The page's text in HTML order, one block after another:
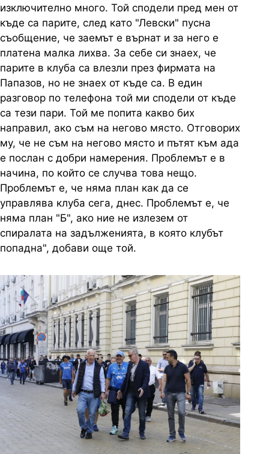
изключително много. Той сподели пред мен от
къде са парите, след като "Левски" пусна
съобщение, че заемът е върнат и за него е
платена малка лихва. За себе си знаех, че
парите в клуба са влезли през фирмата на
Папазов, но не знаех от къде са. В един
разговор по телефона той ми сподели от къде
са тези пари. Той ме попита какво бих
направил, ако съм на негово място. Отговорих
му, че не съм на негово място и пътят към ада
е послан с добри намерения. Проблемът е в
начина, по който се случва това нещо.
Проблемът е, че няма план как да се
управлява клуба сега, днес. Проблемът е, че
няма план "Б", ако ние не излезем от
спиралата на задълженията, в която клубът
попадна", добави още той.